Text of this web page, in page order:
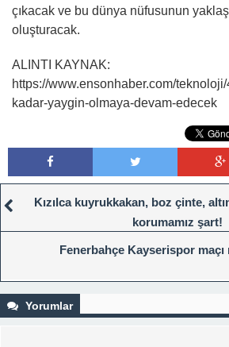
çıkacak ve bu dünya nüfusunun
oluşturacak.
ALINTI KAYNAK:
https://www.ensonhaber.com/
kadar-yaygin-olmaya-devam-edecek
Kızılca kuyrukkakan, boz çinte,
korumamız şart!
Fenerbahçe Kayserispor maçı
Yorumlar